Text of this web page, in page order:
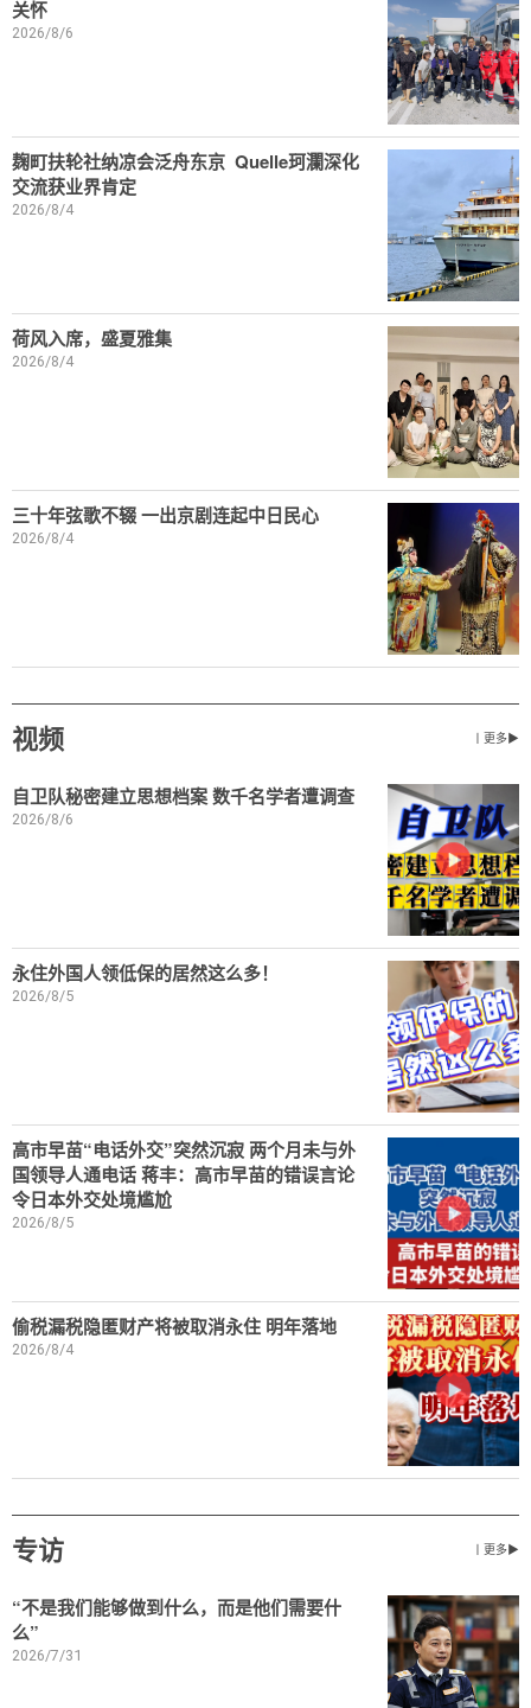
关怀
2026/8/6
麹町扶轮社纳凉会泛舟东京 Quelle珂瀾深化
交流获业界肯定
2026/8/4
荷风入席，盛夏雅集
2026/8/4
三十年弦歌不辍 一出京剧连起中日民心
2026/8/4
视频 丨更多▶
自卫队秘密建立思想档案 数千名学者遭调查
2026/8/6
永住外国人领低保的居然这么多！
2026/8/5
高市早苗“电话外交”突然沉寂 两个月未与外
国领导人通电话 蒋丰：高市早苗的错误言论
令日本外交处境尴尬
2026/8/5
偷税漏税隐匿财产将被取消永住 明年落地
2026/8/4
专访 丨更多▶
“不是我们能够做到什么，而是他们需要什
么”
2026/7/31